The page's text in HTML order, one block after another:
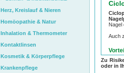
Nagel
Auch
Zu
oder in
Herz, Kreislauf & Nieren
Homöopathie & Natur
Inhalation & Thermometer
Kontaktlinsen
Kosmetik & Körperpflege
Krankenpflege